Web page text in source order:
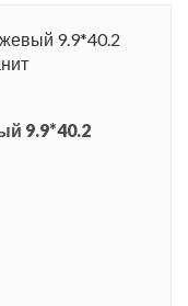
9.9*40.2